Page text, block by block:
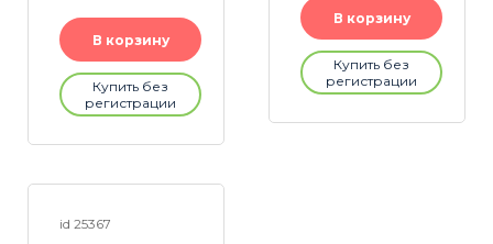
В корзину
Купить без
регистрации
В корзину
Купить без
регистрации
id 25367